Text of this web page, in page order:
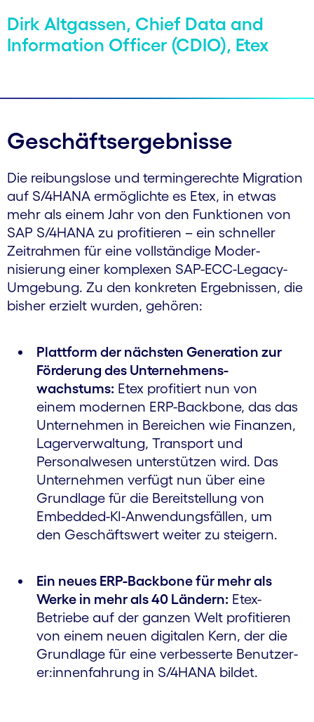
Dirk Altgassen, Chief Data and
Information Officer (CDIO), Etex
Geschäftsergebnisse
Die reibungslose und termin­gerechte Migration
auf S/4HANA ermöglichte es Etex, in etwas
mehr als einem Jahr von den Funktionen von
SAP S/4HANA zu profitieren – ein schneller
Zeitrahmen für eine vollständige Moder­
nisierung einer komplexen SAP-ECC-Legacy-
Umgebung. Zu den konkreten Ergebnissen, die
bisher erzielt wurden, gehören:
Plattform der nächsten Generation zur
Förderung des Unter­nehmens­
wachstums: Etex profitiert nun von
einem modernen ERP-Backbone, das das
Unter­nehmen in Bereichen wie Finanzen,
Lager­verwaltung, Transport und
Personal­wesen unterstützen wird. Das
Unternehmen verfügt nun über eine
Grundlage für die Bereit­stellung von
Embedded-KI-Anwendungs­fällen, um
den Geschäfts­wert weiter zu steigern.
Ein neues ERP-Backbone für mehr als
Werke in mehr als 40 Ländern: Etex-
Betriebe auf der ganzen Welt profitieren
von einem neuen digitalen Kern, der die
Grundlage für eine verbesserte Benutzer­
er:innenfahrung in S/4HANA bildet.